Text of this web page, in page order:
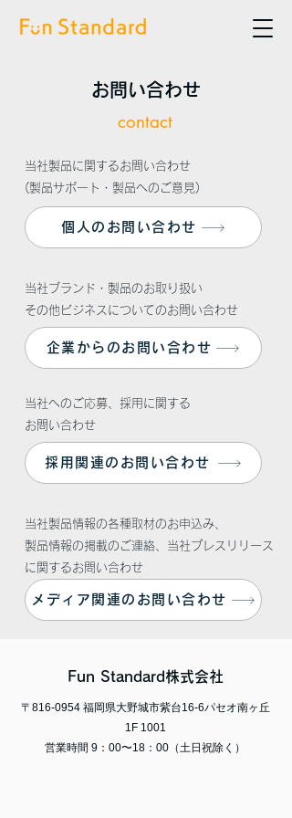
お問い合わせ
​contact
当社製品に関するお問い合わせ
(製品サポート・製品へのご意見)
個人のお問い合わせ
当社ブランド・製品のお取り扱い
その他ビジネスについてのお問い合わせ
企業からのお問い合わせ
当社へのご応募、採用に関する
お問い合わせ
採用関連のお問い合わせ
当社製品情報の各種取材のお申込み、
​製品情報の掲載のご連絡、当社プレスリリース
に関するお問い合わせ
メディア関連のお問い合わせ
Fun Standard株式会社
〒816-0954 福岡県大野城市紫台16-6パセオ南ヶ丘
1F 1001
営業時間 9：00〜18：00（土日祝除く）